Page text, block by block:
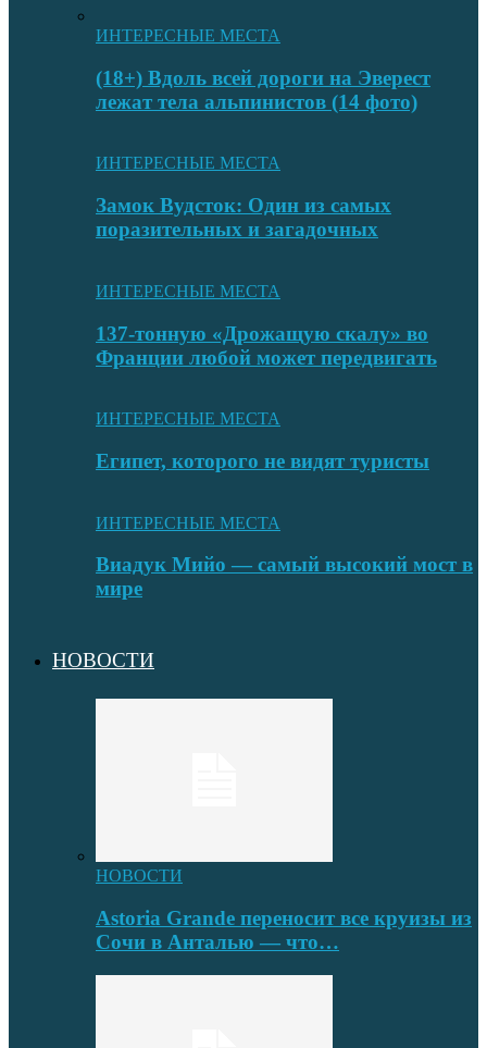
ИНТЕРЕСНЫЕ МЕСТА
(18+) Вдоль всей дороги на Эверест
лежат тела альпинистов (14 фото)
ИНТЕРЕСНЫЕ МЕСТА
Замок Вудсток: Один из самых
поразительных и загадочных
ИНТЕРЕСНЫЕ МЕСТА
137-тонную «Дрожащую скалу» во
Франции любой может передвигать
ИНТЕРЕСНЫЕ МЕСТА
Египет, которого не видят туристы
ИНТЕРЕСНЫЕ МЕСТА
Виадук Мийо — самый высокий мост в
мире
НОВОСТИ
НОВОСТИ
Astoria Grande переносит все круизы из
Сочи в Анталью — что…